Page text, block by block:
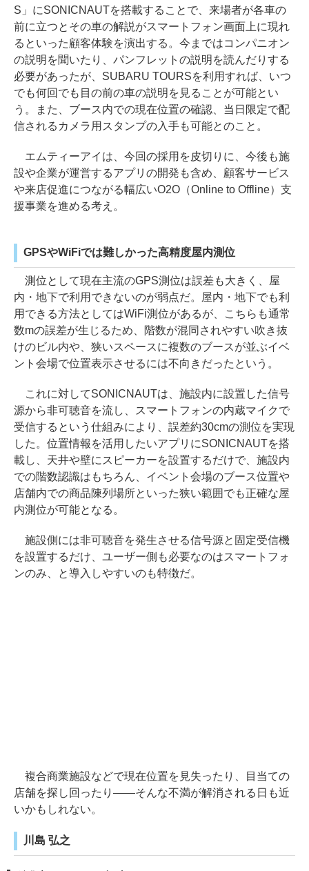
S」にSONICNAUTを搭載することで、来場者が各車の
前に立つとその車の解説がスマートフォン画面上に現れ
るといった顧客体験を演出する。今まではコンパニオン
の説明を聞いたり、パンフレットの説明を読んだりする
必要があったが、SUBARU TOURSを利用すれば、いつ
でも何回でも目の前の車の説明を見ることが可能とい
う。また、ブース内での現在位置の確認、当日限定で配
信されるカメラ用スタンプの入手も可能とのこと。
エムティーアイは、今回の採用を皮切りに、今後も施
設や企業が運営するアプリの開発も含め、顧客サービス
や来店促進につながる幅広いO2O（Online to Offline）支
援事業を進める考え。
GPSやWiFiでは難しかった高精度屋内測位
測位として現在主流のGPS測位は誤差も大きく、屋
内・地下で利用できないのが弱点だ。屋内・地下でも利
用できる方法としてはWiFi測位があるが、こちらも通常
数mの誤差が生じるため、階数が混同されやすい吹き抜
けのビル内や、狭いスペースに複数のブースが並ぶイベ
ント会場で位置表示させるには不向きだったという。
これに対してSONICNAUTは、施設内に設置した信号
源から非可聴音を流し、スマートフォンの内蔵マイクで
受信するという仕組みにより、誤差約30cmの測位を実現
した。位置情報を活用したいアプリにSONICNAUTを搭
載し、天井や壁にスピーカーを設置するだけで、施設内
での階数認識はもちろん、イベント会場のブース位置や
店舗内での商品陳列場所といった狭い範囲でも正確な屋
内測位が可能となる。
施設側には非可聴音を発生させる信号源と固定受信機
を設置するだけ、ユーザー側も必要なのはスマートフォ
ンのみ、と導入しやすいのも特徴だ。
複合商業施設などで現在位置を見失ったり、目当ての
店舗を探し回ったり――そんな不満が解消される日も近
いかもしれない。
川島 弘之